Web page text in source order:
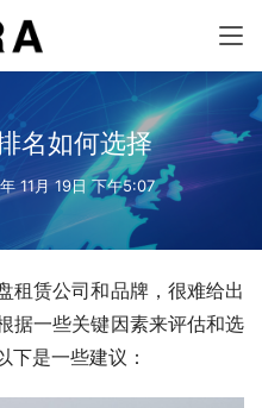
名如何选择
11月 19日 下午5:07
租赁公司和品牌，很难给出
据一些关键因素来评估和选
下是一些建议：